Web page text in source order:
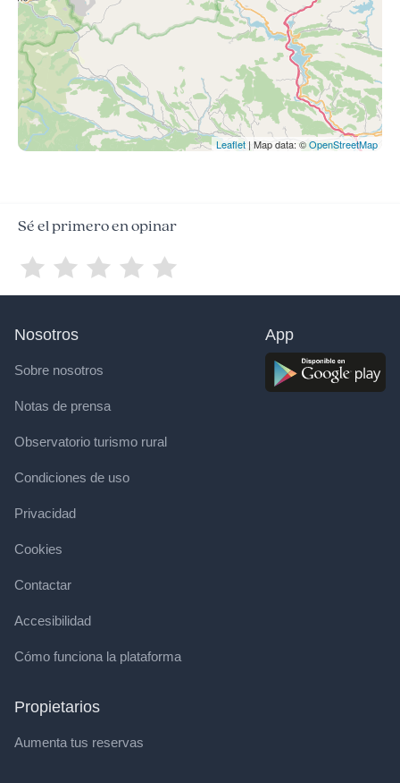
Leaflet | Map data: ©OpenStreetMap
Sé el primero en opinar
Nosotros
Sobre nosotros
Notas de prensa
Observatorio turismo rural
Condiciones de uso
Privacidad
Cookies
Contactar
Accesibilidad
Cómo funciona la plataforma
Propietarios
Aumenta tus reservas
App